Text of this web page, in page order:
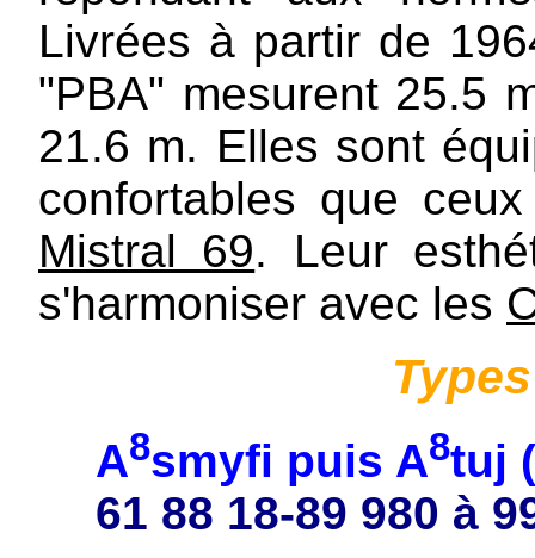
Livrées à partir de
"PBA" mesurent 25.5
21.6 m. Elles sont
confortables que
Mistral 69. Leur
s'harmoniser avec les
A8smyfi puis A8tuj
61 88 18-89 980 à